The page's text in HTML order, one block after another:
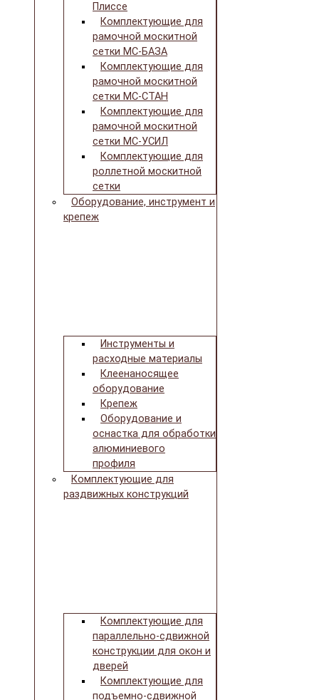
Плиссе
Комплектующие для
рамочной москитной
сетки МС-БАЗА
Комплектующие для
рамочной москитной
сетки МС-СТАН
Комплектующие для
рамочной москитной
сетки МС-УСИЛ
Комплектующие для
роллетной москитной
сетки
Оборудование, инструмент и
крепеж
Инструменты и
расходные материалы
Клеенаносящее
оборудование
Крепеж
Оборудование и
оснастка для обработки
алюминиевого
профиля
Комплектующие для
раздвижных конструкций
Комплектующие для
параллельно-сдвижной
конструкции для окон и
дверей
Комплектующие для
подъемно-сдвижной